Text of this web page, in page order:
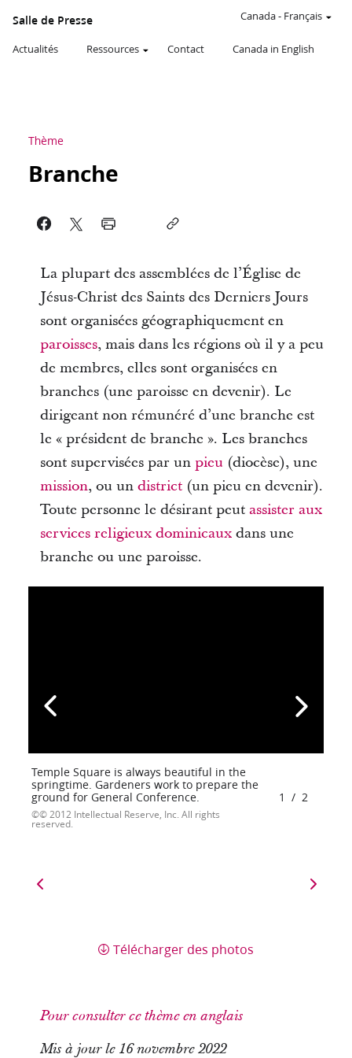
Salle de Presse
Actualités Ressources Contact Canada in English
Canada- Français
Thème
Branche
La plupart des assemblées de l’Église de
Jésus-Christ des Saints des Derniers Jours
sont organisées géographiquement en
paroisses, mais dans les régions où il y a peu
de membres, elles sont organisées en
branches (une paroisse en devenir). Le
dirigeant non rémunéré d’une branche est
le « président de branche ». Les branches
sont supervisées par un pieu (diocèse), une
mission, ou un district (un pieu en devenir).
Toute personne le désirant peut assister aux
services religieux dominicauxdans une
branche ou une paroisse.
Temple Square is always beautiful in the
springtime. Gardeners work to prepare the
ground for General Conference.
© 2012 Intellectual Reserve, Inc. All rights
reserved.
1 / 2
Télécharger des photos
Pour consulter ce thème en anglais
Mis à jour le 16 novembre 2022